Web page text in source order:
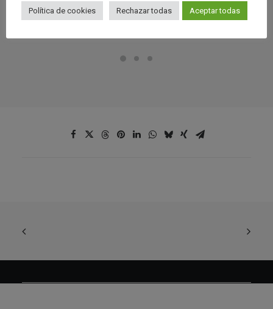
Política de cookies Rechazar todas Aceptar todas